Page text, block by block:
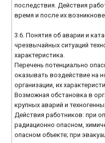
последствия. Действия
время и после их
3.6. Понятия об аварии и
чрезвычайных ситуаций
характеристика.
Перечень потенциально
оказывать воздействие на
организации, их
Возможная обстановка в
крупных аварий и
Действия работников: при
радиационно опасном,
опасном объекте; при